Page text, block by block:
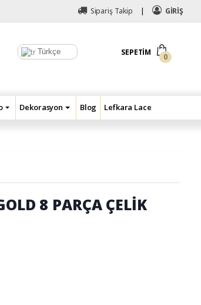
Sipariş Takip GİRİŞ
Türkçe SEPETIM
0
Dekorasyon Blog Lefkara Lace
8 PARÇA ÇELİK